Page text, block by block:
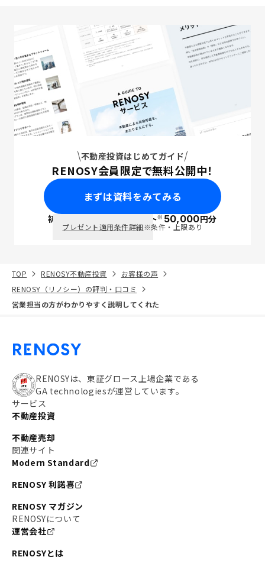
不動産投資はじめてガイド
RENOSY会員限定で無料公開中！
まずは資料をみてみる
初回面談で ポイント※50,000円分
プレゼント適用条件詳細※条件・上限あり
TOP RENOSY不動産投資
お客様の声
RENOSY（リノシー）の評判・口コミ
営業担当の方がわかりやすく説明してくれた
RENOSYは、東証グロース上場企業である
GA technologiesが運営しています。
サービス
不動産投資
不動産売却
関連サイト
Modern Standard
RENOSY 利諾喜
RENOSY マガジン
RENOSYについて
運営会社
RENOSYとは